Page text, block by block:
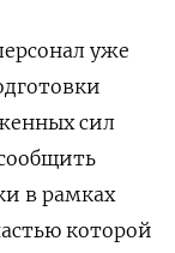
уже
сил
в рамках
которой